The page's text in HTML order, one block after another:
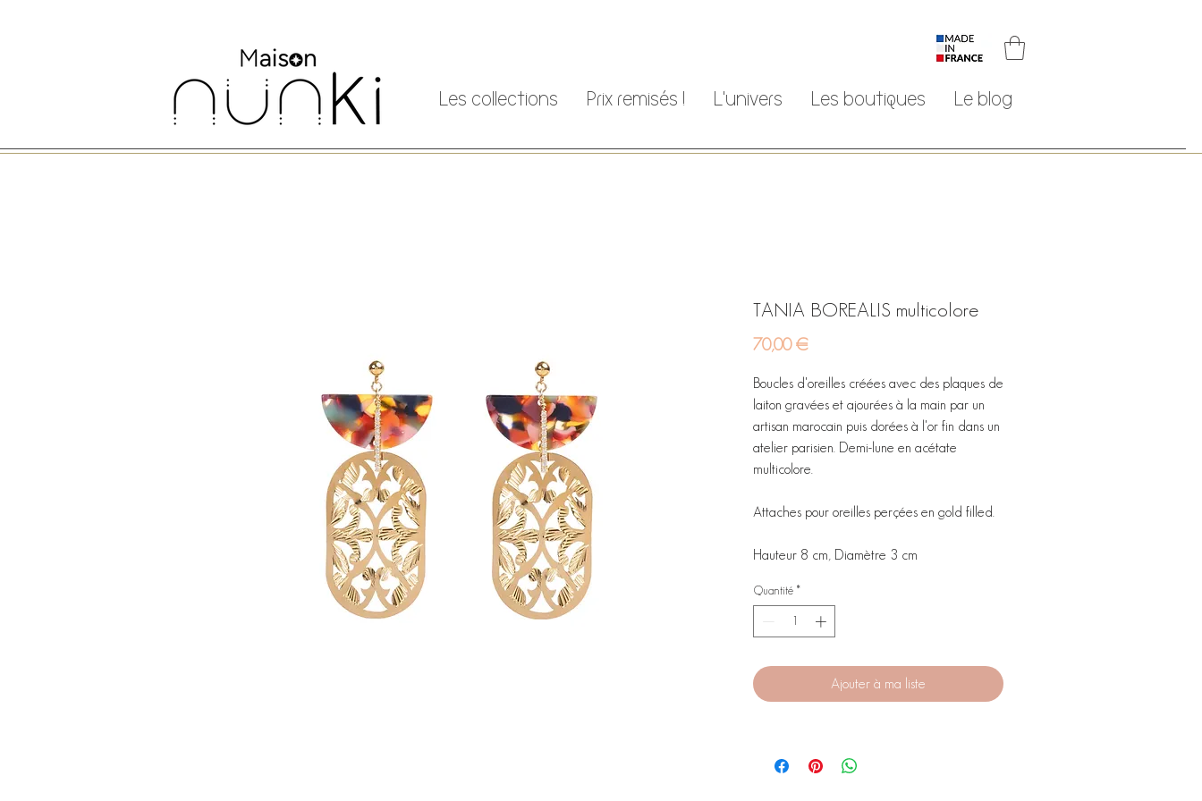
Les collections Prix remisés ! L'univers Les boutiques Le blog
TANIA BOREALIS multicolore
70,00 €Prix
Boucles d'oreilles créées avec des plaques de
laiton gravées et ajourées à la main par un
artisan marocain puis dorées à l'or fin dans un
atelier parisien. Demi-lune en acétate
multicolore.
Attaches pour oreilles perçées en gold filled.
Hauteur 8 cm, Diamètre 3 cm
Quantité *
Ajouter à ma liste